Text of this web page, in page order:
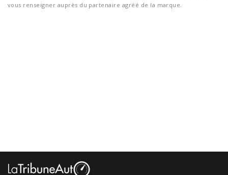
vous renseigner auprès du partenaire agréé de la marque.